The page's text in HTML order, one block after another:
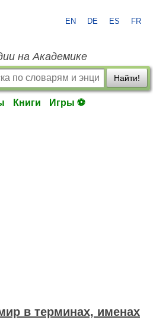
EN DE ES FR
на Академике
Найти!
Книги Игры ⚽
в терминах, именах